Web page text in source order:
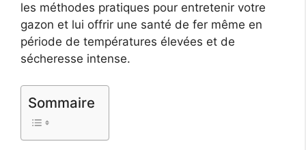
les méthodes pratiques pour entretenir votre
gazon et lui offrir une santé de fer même en
période de températures élevées et de
sécheresse intense.
Sommaire